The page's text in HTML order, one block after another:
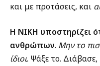
και με προτάσεις, και
Η ΝΙΚΗ υποστηρίζει
ανθρώπων. Μην το
ίδιοι. Ψάξε το.